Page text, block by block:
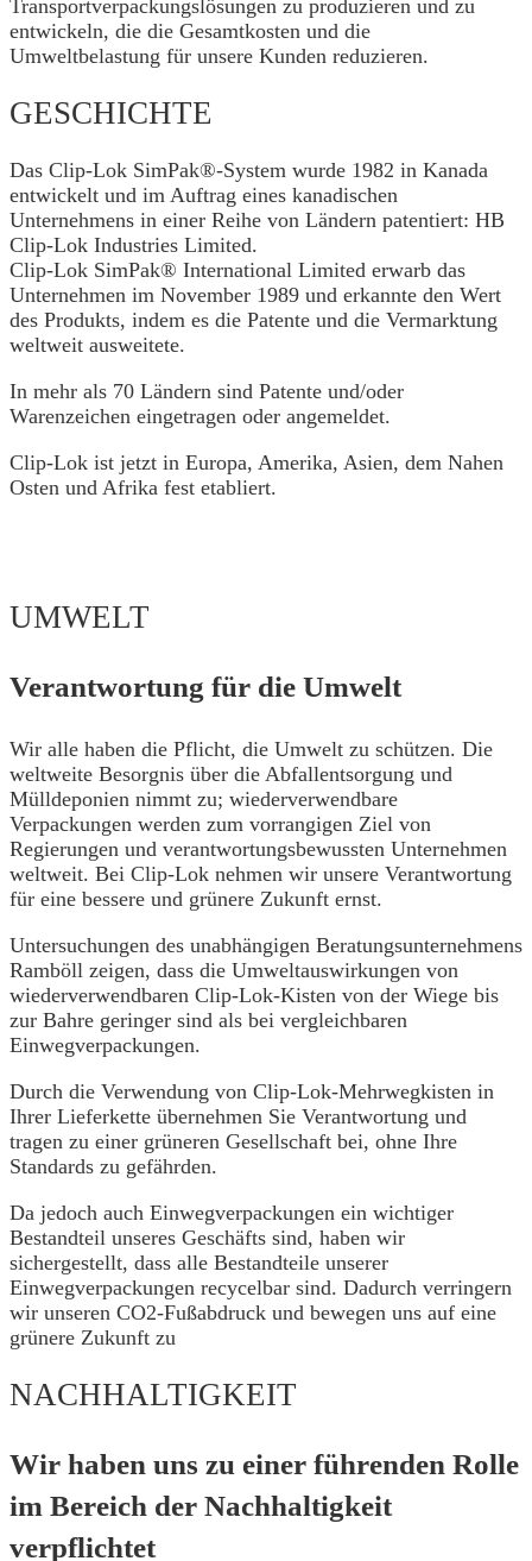
Transportverpackungslösungen zu produzieren und zu
entwickeln, die die Gesamtkosten und die
Umweltbelastung für unsere Kunden reduzieren.
GESCHICHTE
Das Clip-Lok SimPak®-System wurde 1982 in Kanada
entwickelt und im Auftrag eines kanadischen
Unternehmens in einer Reihe von Ländern patentiert: HB
Clip-Lok Industries Limited.
Clip-Lok SimPak® International Limited erwarb das
Unternehmen im November 1989 und erkannte den Wert
des Produkts, indem es die Patente und die Vermarktung
weltweit ausweitete.
In mehr als 70 Ländern sind Patente und/oder
Warenzeichen eingetragen oder angemeldet.
Clip-Lok ist jetzt in Europa, Amerika, Asien, dem Nahen
Osten und Afrika fest etabliert.
UMWELT
Verantwortung für die Umwelt
Wir alle haben die Pflicht, die Umwelt zu schützen. Die
weltweite Besorgnis über die Abfallentsorgung und
Mülldeponien nimmt zu; wiederverwendbare
Verpackungen werden zum vorrangigen Ziel von
Regierungen und verantwortungsbewussten Unternehmen
weltweit. Bei Clip-Lok nehmen wir unsere Verantwortung
für eine bessere und grünere Zukunft ernst.
Untersuchungen des unabhängigen Beratungsunternehmens
Ramböll zeigen, dass die Umweltauswirkungen von
wiederverwendbaren Clip-Lok-Kisten von der Wiege bis
zur Bahre geringer sind als bei vergleichbaren
Einwegverpackungen.
Durch die Verwendung von Clip-Lok-Mehrwegkisten in
Ihrer Lieferkette übernehmen Sie Verantwortung und
tragen zu einer grüneren Gesellschaft bei, ohne Ihre
Standards zu gefährden.
Da jedoch auch Einwegverpackungen ein wichtiger
Bestandteil unseres Geschäfts sind, haben wir
sichergestellt, dass alle Bestandteile unserer
Einwegverpackungen recycelbar sind. Dadurch verringern
wir unseren CO2-Fußabdruck und bewegen uns auf eine
grünere Zukunft zu
NACHHALTIGKEIT
Wir haben uns zu einer führenden Rolle
im Bereich der Nachhaltigkeit
verpflichtet